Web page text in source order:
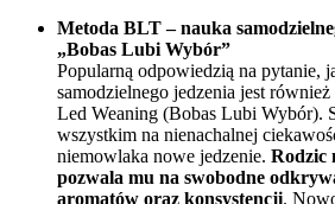
Metoda BLT – nauka
„Bobas Lubi Wybór”
Popularną odpowiedzią na pytanie,
samodzielnego jedzenia jest
Led Weaning (Bobas Lubi Wybór).
wszystkim na nienachalnej
niemowlaka nowe jedzenie. Rodzic
pozwala mu na swobodne
aromatów oraz konsystencji.